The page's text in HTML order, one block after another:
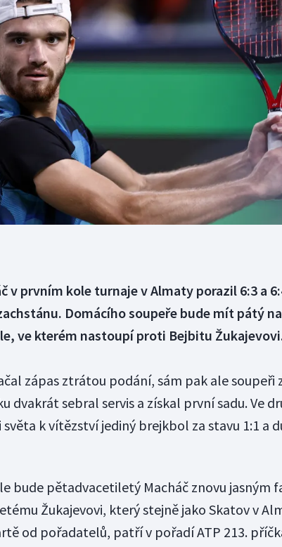
Moderní pětiboj
Motorsport
Olympijské hry
Plavání
Plážový volejbal
v prvním kole turnaje v Almaty porazil 6:3 a
Domácího soupeře bude mít pátý
ve kterém nastoupí proti Bejbitu
zápas ztrátou podání, sám pak ale soupeři
dvakrát sebral servis a získal první sadu. Ve
světa k vítězství jediný brejkbol za stavu 1:1 a
bude pětadvacetiletý Macháč znovu jasným
Žukajevovi, který stejně jako Skatov v
od pořadatelů, patří v pořadí ATP 213.